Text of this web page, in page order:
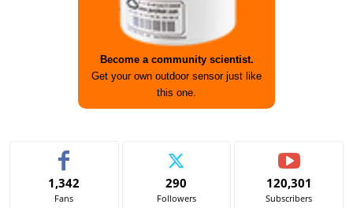
Become a community scientist.
Get your own outdoor sensor just like
this one.
1,342
Fans
290
Followers
120,301
Subscribers